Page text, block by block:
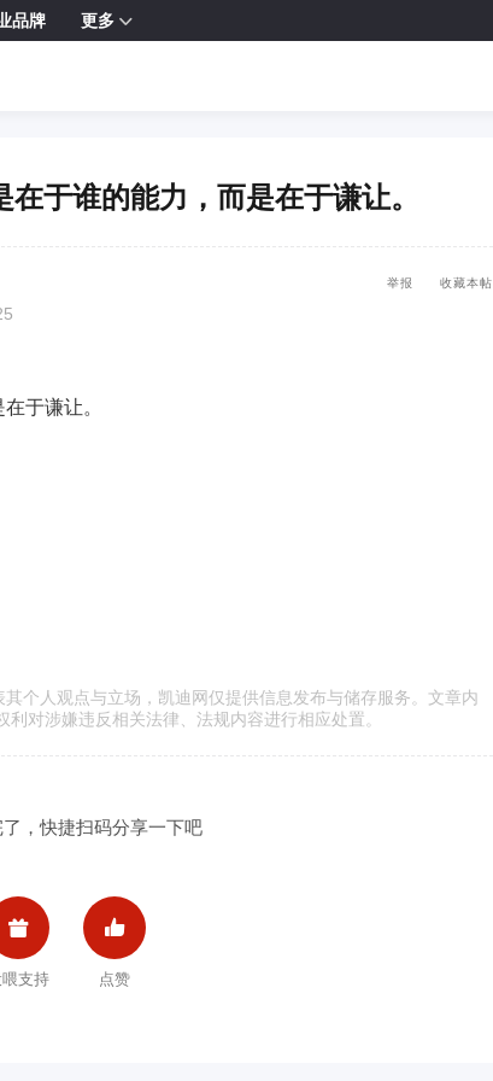
品牌 更多 
于谁的能力，而是在于谦让。
举报 收藏本帖
于谦让。
个人观点与立场，凯迪网仅提供信息发布与储存服务。文章内
对涉嫌违反相关法律、法规内容进行相应处置。
，快捷扫码分享一下吧

支持

点赞